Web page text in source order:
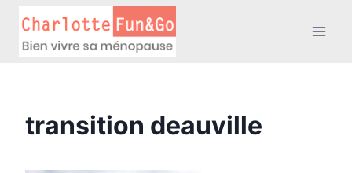
contenu
transition deauville